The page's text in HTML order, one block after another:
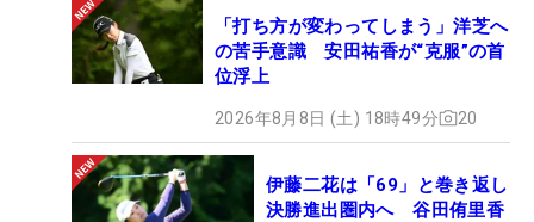
「打ち方が変わってしまう」洋芝へ
の苦手意識 安田祐香が“克服”の首
位浮上
2026年8月8日 (土) 18時49分 20
伊藤二花は「69」と巻き返し
決勝進出圏内へ 谷田侑里香